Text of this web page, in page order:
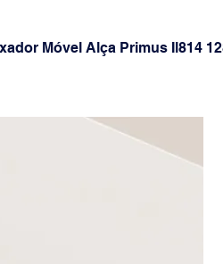
Móvel Alça Primus Il814